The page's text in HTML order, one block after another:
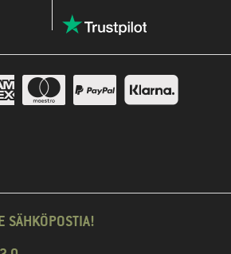
SÄHKÖPOSTIA!